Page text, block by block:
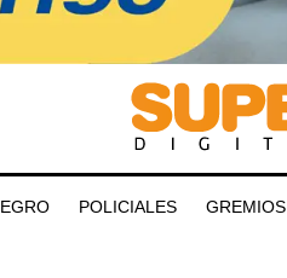
POLICIALES GREMIOS